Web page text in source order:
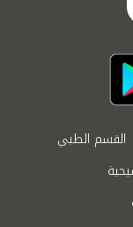
القسم الطبي